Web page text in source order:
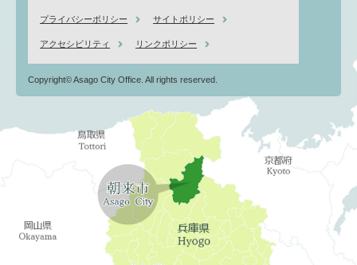
プライバシーポリシー サイトポリシー
アクセシビリティ リンクポリシー
Copyright© Asago City Office. All rights reserved.